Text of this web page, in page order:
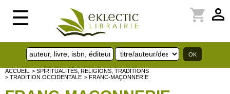
☰ perm_identity
shopping_cart
ACCUEIL
> SPIRITUALITÉS, RELIGIONS, TRADITIONS
> TRADITION OCCIDENTALE > FRANC-MAÇONNERIE